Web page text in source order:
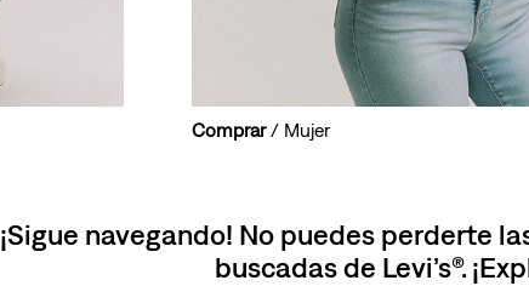
Comprar/ Mujer
¡Sigue navegando! No puedes perderte
buscadas de Levi’s®.